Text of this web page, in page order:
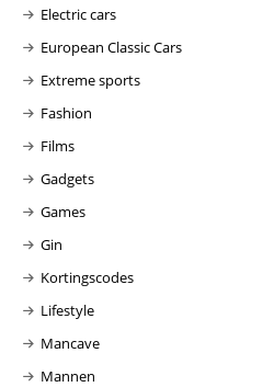
Electric cars
European Classic Cars
Extreme sports
Fashion
Films
Gadgets
Games
Gin
Kortingscodes
Lifestyle
Mancave
Mannen